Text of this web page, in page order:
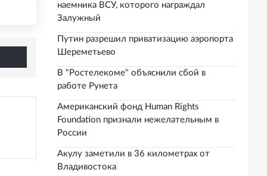
наемника ВСУ, которого награждал
Залужный
Путин разрешил приватизацию аэропорта
Шереметьево
В "Ростелекоме" объяснили сбой в
работе Рунета
Американский фонд Human Rights
Foundation признали нежелательным в
России
Акулу заметили в 36 километрах от
Владивостока